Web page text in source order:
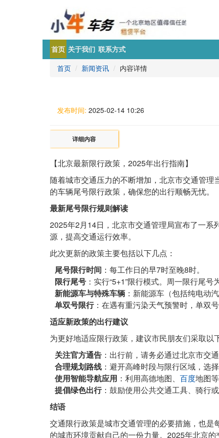
首页 关于我们 联系方式
首页
新闻资讯 内容详情
发布时间: 2025-02-14 10:26
详细内容
【北京最新限行政策，2025年出行指南】
随着城市交通压力的不断增加，北京市交通管
的车辆尾号限行政策，确保您的出行顺畅无忧。
最新尾号限行规则解读
2025年2月14日，北京市交通管理局宣布了一
源，提高交通运行效率。
此次更新的政策主要包括以下几点：
尾号限行时间 ：每工作日的早7时至晚8时。
限行尾号 ：实行“5+1”限行模式。周一限行尾
新能源车与特殊车辆 ：新能源车（包括纯电动
单双号限行：在遇有重污染天气预警时，单双
适应新政策的出行建议
为更好地适应限行政策，建议市民朋友们采取以
关注官方通告 ：出行前，请务必通过北京市交
合理规划路线 ：避开高峰时段与限行区域，选
使用智能导航应用 ：利用高德地图、 百度地图
提倡绿色出行：鼓励使用公共交通工具、骑行
结语
交通限行政策是城市交通管理的必要措施，也
的城市环境贡献自己的一份力量。2025年北京